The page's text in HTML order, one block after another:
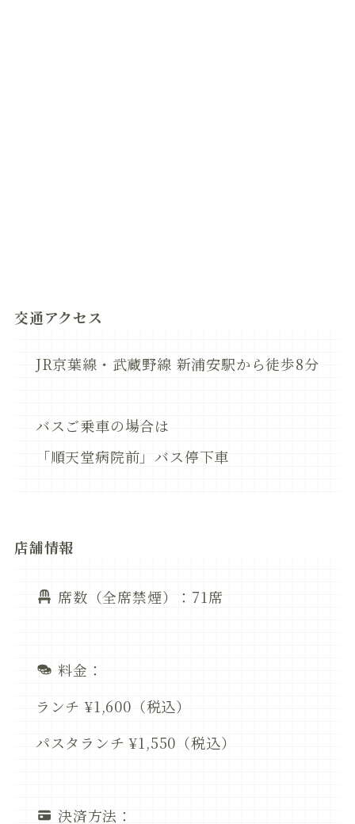
交通アクセス
JR京葉線・武蔵野線 新浦安駅から徒歩8分
バスご乗車の場合は
「順天堂病院前」バス停下車
店舗情報
席数（全席禁煙）：71席
料金：
ランチ ¥1,600（税込）
パスタランチ ¥1,550（税込）
決済方法：